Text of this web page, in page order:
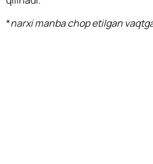
*narxi manba chop etilgan